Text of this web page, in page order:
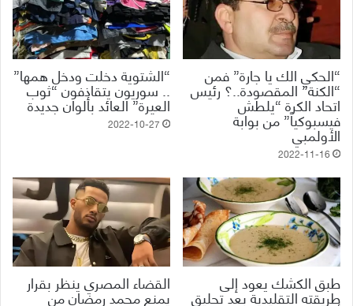
“الحكي الك يا جارة” فمن
“الكنة” المقصودة..؟ رئيس
اتحاد الكرة “يلطش
فيسبوكياً” من بوابة
الأولمبي
2022-11-16
“الشتوية دخلت ودخل همها”
.. سوريون يتقاذفون “ثوب
العيرة” العائد بألوان جديدة
2022-10-27
طبق الكشك يعود إلى
طريقته التقليدية بعد تحليق
القضاء المصري ينظر بقرار
يمنع محمد رمضان من